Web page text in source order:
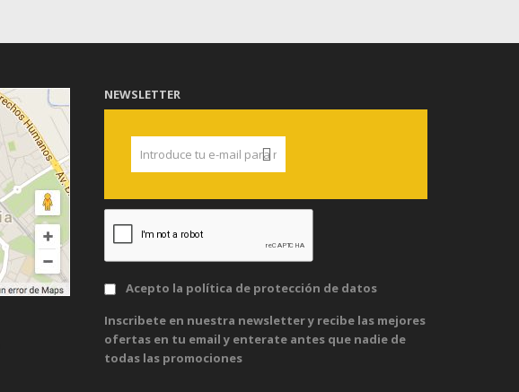
NEWSLETTER
Acepto la política de protección de datos
Inscribete en nuestra newsletter y recibe las mejores
ofertas en tu email y enterate antes que nadie de
todas las promociones